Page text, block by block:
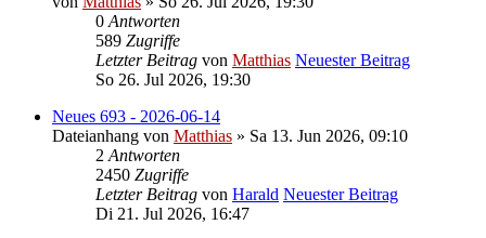
0 Antworten
589 Zugriffe
Letzter Beitrag von Matthias Neuester Beitrag
So 26. Jul 2026, 19:30
Neues 693 - 2026-06-14
Dateianhang von Matthias » Sa 13. Jun 2026, 09:10
2 Antworten
2450 Zugriffe
Letzter Beitrag von Harald Neuester Beitrag
Di 21. Jul 2026, 16:47